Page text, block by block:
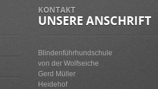
KONTAKT
UNSERE ANSCHRIFT
Blindenführhundschule
von der Wolfseiche
Gerd Müller
Heidehof